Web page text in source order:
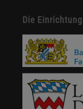
Die